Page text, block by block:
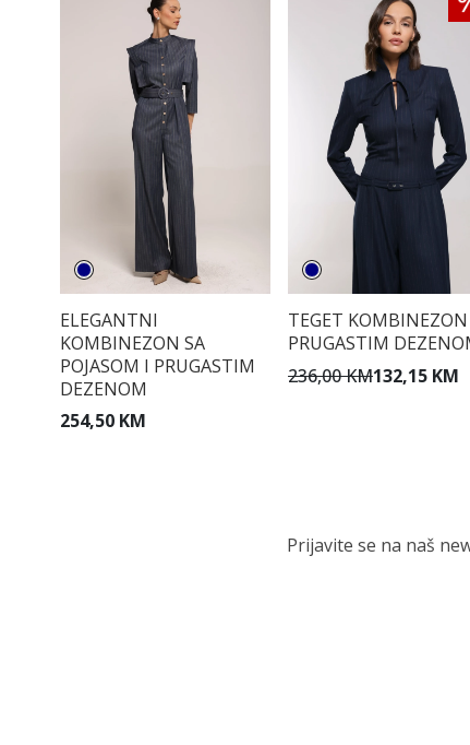
ELEGANTNI
KOMBINEZON SA
POJASOM I PRUGASTIM
DEZENOM
254,50 KM
TEGET KOMBINEZON
PRUGASTIM
236,00 KM132,15 KM
Prijavite se na naš